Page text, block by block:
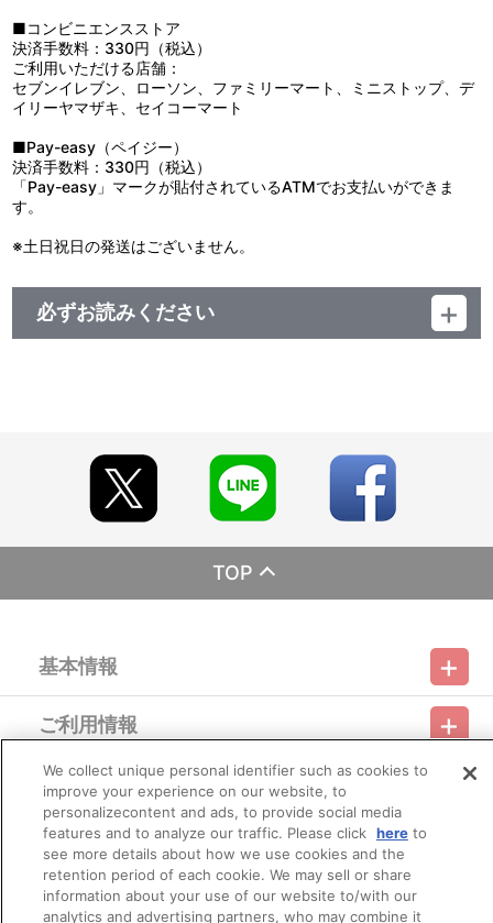
●商品の特性上、尖った部分があります。お取り扱いには十分ご注
意ください。
●汚れた場合は、水を布に含ませ、かたく絞ってからお拭きくださ
い。
●ベンジン・シンナーなどのアルコール系溶剤を使用しますと、塗
い。
■コンビニエンスストア
決済手数料：330円（税込）
ご利用いただける店舗：
セブンイレブン、ローソン、ファミリーマート、ミニストップ、デ
イリーヤマザキ、セイコーマート
■Pay-easy（ペイジー）
決済手数料：330円（税込）
「Pay-easy」マークが貼付されているATMでお支払いができま
す。
※土日祝日の発送はございません。
必ずお読みください
場合、早期にご注文の受付を終了させて頂くことがございます。
※ご要望多数の場合、お届け時期を変更し、再度受注を行うこと
がございます。
※撮影環境やご利用のモニター環境により、実物と多少異なって
見える場合がございます。
【本商品の内容】
アニメイト
※イベント会場や海外等で販売する場合があります。
※詳細は公式サイト等でご案内致します。
【ご注意（必ずお読みください）】
■商品について
※商品画像はイメージです。実際の商品仕様が異なる場合がご
ざいます。あらかじめご了承ください。
■ご注文・お支払いについて
TOP
基本情報
利用規約 特定商取引法に基づく表示
プライバシーオプション 会社概要
ご利用情報
ご利用ガイド サイトマップ お問い合わせ 推奨環境
Do Not Sell or Share My Personal Information
会員メニュー
ログイン 会員規約 新規会員登録
その他のご案内
バンダイナムコフィルムワークス
We collect unique personal identifier such as cookies to
improve your experience on our website, to
personalizecontent and ads, to provide social media
features and to analyze our traffic. Please click hereto
see more details about how we use cookies and the
retention period of each cookie. We may sell or share
information about your use of our website to/with our
analytics and advertising partners, who may combine it